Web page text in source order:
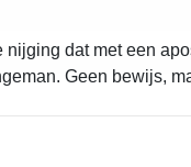
dat met een
Geen bewijs,